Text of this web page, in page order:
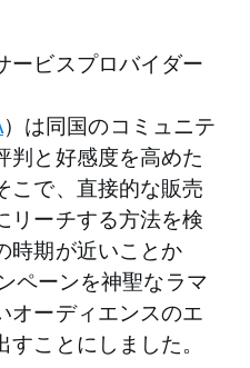
ービスプロバイダー
）は同国のコミュニテ
判と好感度を高めた
こで、直接的な販売
リーチする方法を検
時期が近いことか
ペーンを神聖なラマ
オーディエンスのエ
ことにしました。